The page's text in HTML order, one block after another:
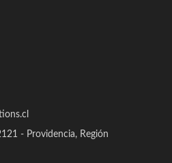
- Providencia, Región